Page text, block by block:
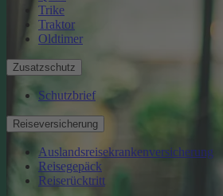
Trike
Traktor
Oldtimer
Zusatzschutz
Schutzbrief
Reiseversicherung
Auslandsreisekrankenversicherung
Reisegepäck
Reiserücktritt